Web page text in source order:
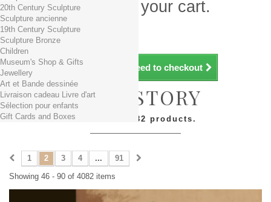
There is 1 item in your cart.
Total products (tax incl.)
Total shipping TTC
Total (tax incl.)
Continue shopping Proceed to checkout
20th Century Sculpture
Sculpture ancienne
19th Century Sculpture
Sculpture Bronze
Children
Museum's Shop & Gifts
Jewellery
Art et Bande dessinée
Livraison cadeau Livre d'art
Sélection pour enfants
Gift Cards and Boxes
ART HISTORY
There are 4082 products.
1 2 3 4 ...
91
Showing 46 - 90 of 4082 items